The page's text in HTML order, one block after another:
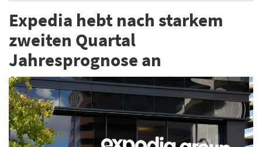
Expedia hebt nach starkem
zweiten Quartal
Jahresprognose an